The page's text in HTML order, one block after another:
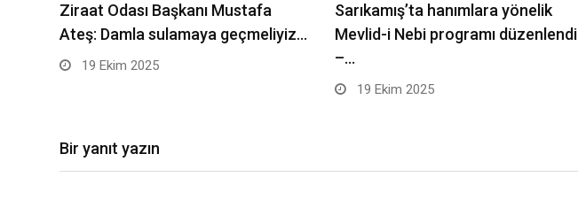
Ziraat Odası Başkanı Mustafa
Ateş: Damla sulamaya geçmeliyiz…
19 Ekim 2025
Sarıkamış’ta hanımlara yönelik
Mevlid-i Nebi programı düzenlendi
–…
19 Ekim 2025
Bir yanıt yazın